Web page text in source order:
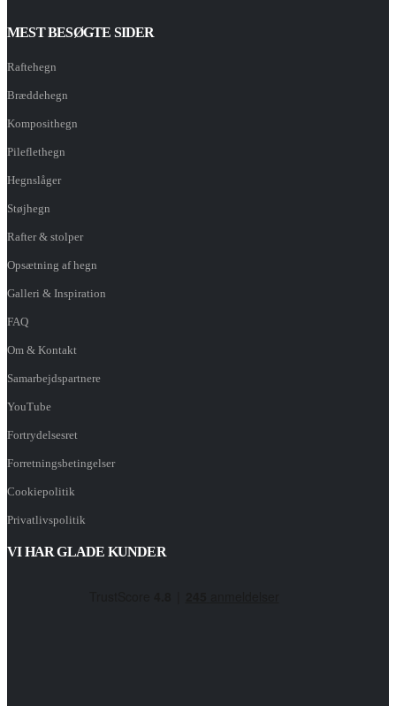
MEST BESØGTE SIDER
Raftehegn
Bræddehegn
Komposithegn
Pileflethegn
Hegnslåger
Støjhegn
Rafter & stolper
Opsætning af hegn
Galleri & Inspiration
FAQ
Om & Kontakt
Samarbejdspartnere
YouTube
Fortrydelsesret
Forretningsbetingelser
Cookiepolitik
Privatlivspolitik
VI HAR GLADE KUNDER